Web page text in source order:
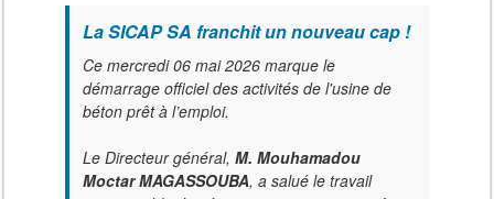
La SICAP SA franchit un nouveau cap !
Ce mercredi 06 mai 2026 marque le
démarrage officiel des activités de l'usine de
béton prêt à l’emploi.
Le Directeur général, M. Mouhamadou
Moctar MAGASSOUBA, a salué le travail